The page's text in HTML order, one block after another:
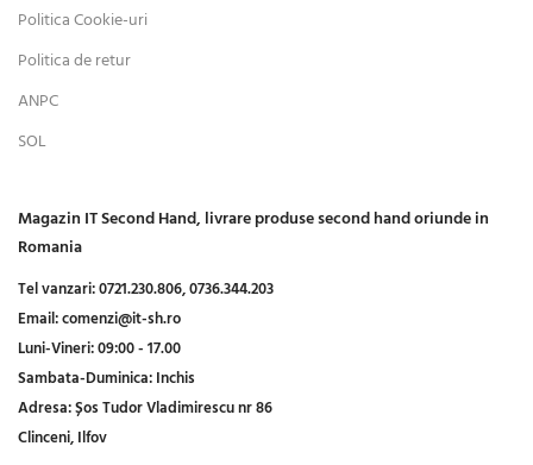
Politica Cookie-uri
Politica de retur
ANPC
SOL
Magazin IT Second Hand, livrare produse second hand oriunde in
Romania
Tel vanzari:0721.230.806,0736.344.203
Email:comenzi@it-sh.ro
Luni-Vineri:09:00 - 17.00
Sambata-Duminica:Inchis
Adresa:Șos Tudor Vladimirescu nr 86
Clinceni, Ilfov